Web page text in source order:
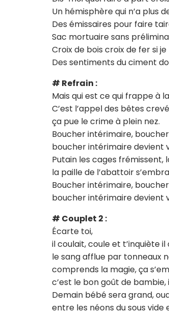
Un hémisphère qui n’a plus
Des émissaires pour faire
Sac mortuaire sans
Croix de bois croix de fer si
Des sentiments du ciment
# Refrain :
Mais qui est ce qui frappe à
C’est l’appel des bêtes
ça pue le crime à plein nez.
Boucher intérimaire,
boucher intérimaire devient
Putain les cages frémissent,
la paille de l’abattoir
Boucher intérimaire,
boucher intérimaire devient
# Couplet 2 :
Écarte toi,
il coulait, coule et t’inquiète il
le sang afflue par tonneaux
comprends la magie, ça
c’est le bon goût de
Demain bébé sera grand,
entre les néons du sous vide